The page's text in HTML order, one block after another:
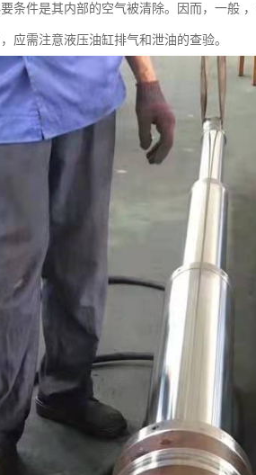
条件是其内部的空气被清除。因而，一般
应需注意液压油缸排气和泄油的查验。